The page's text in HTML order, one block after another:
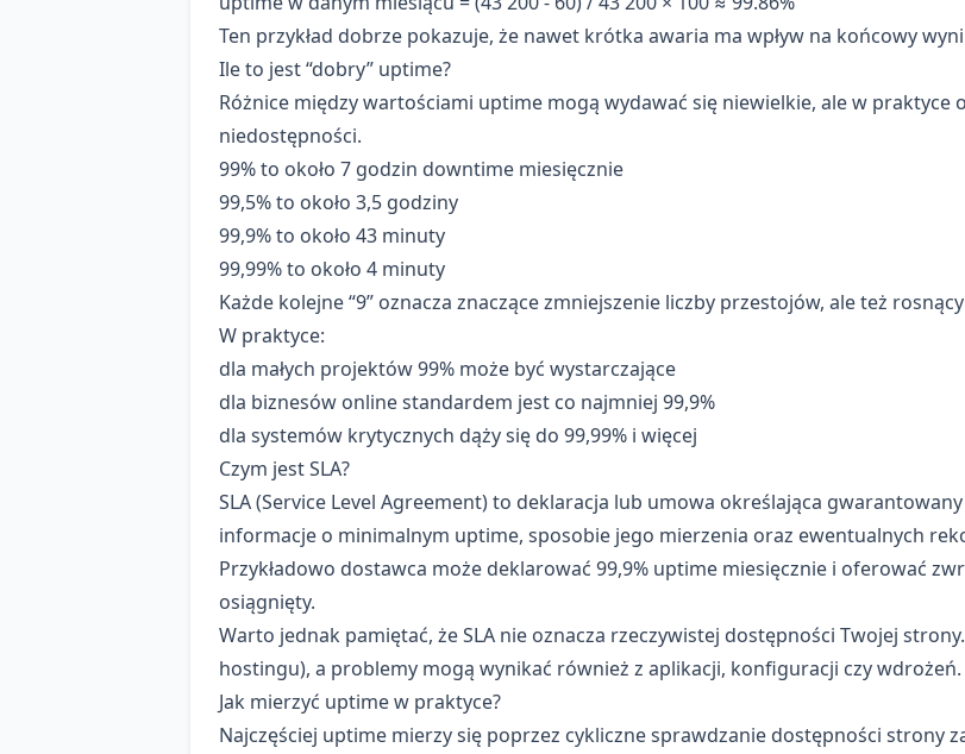
Ten przykład dobrze pokazuje, że nawet krótka awaria ma wpływ na końcowy
Ile to jest “dobry” uptime?
Różnice między wartościami uptime mogą wydawać się niewielkie, ale w praktyce
niedostępności.
99% to około 7 godzin downtime miesięcznie
99,5% to około 3,5 godziny
99,9% to około 43 minuty
99,99% to około 4 minuty
Każde kolejne “9” oznacza znaczące zmniejszenie liczby przestojów, ale też
W praktyce:
dla małych projektów 99% może być wystarczające
dla biznesów online standardem jest co najmniej 99,9%
dla systemów krytycznych dąży się do 99,99% i więcej
Czym jest SLA?
SLA (Service Level Agreement) to deklaracja lub umowa określająca
informacje o minimalnym uptime, sposobie jego mierzenia oraz ewentualnych
Przykładowo dostawca może deklarować 99,9% uptime miesięcznie i oferować
osiągnięty.
Warto jednak pamiętać, że SLA nie oznacza rzeczywistej dostępności Twojej
hostingu), a problemy mogą wynikać również z aplikacji, konfiguracji czy wdrożeń.
Jak mierzyć uptime w praktyce?
Najczęściej uptime mierzy się poprzez cykliczne sprawdzanie dostępności strony